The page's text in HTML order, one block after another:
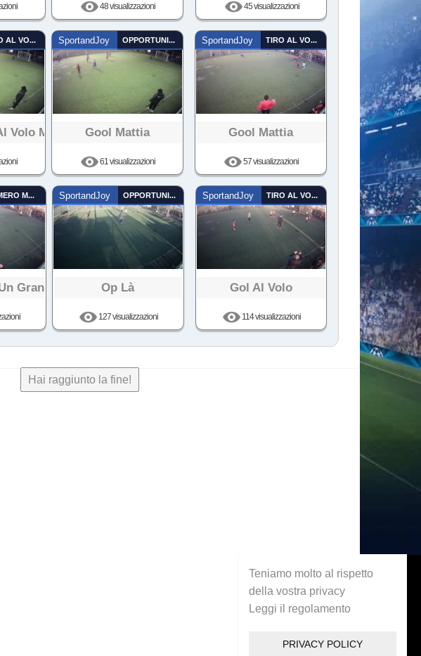
48 visualizzazioni 45 visualizzazioni
TIRO AL VOLO
Volo Mirko
SportandJoy OPPORTUNISTA
Gool Mattia
61 visualizzazioni
SportandJoy TIRO AL VOLO
Gool Mattia
57 visualizzazioni
NUMERO MAGICO
Gran Gol
SportandJoy OPPORTUNISTA
Op Là
127 visualizzazioni
SportandJoy TIRO AL VOLO
Gol Al Volo
114 visualizzazioni
Hai raggiunto la fine!
Teniamo molto al rispetto
della vostra privacy
Leggi il regolamento
PRIVACY POLICY